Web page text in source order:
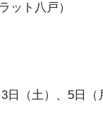
ット八戸）
日（土）、5日（